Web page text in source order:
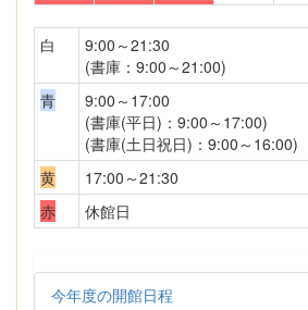
白
9:00～21:30
(書庫：9:00～21:00)
青
9:00～17:00
(書庫(平日)：9:00～17:00)
(書庫(土日祝日)：9:00～16:00)
黄
17:00～21:30
赤
休館日
今年度の開館日程